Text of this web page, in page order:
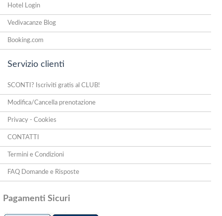
Hotel Login
Vedivacanze Blog
Booking.com
Servizio clienti
SCONTI? Iscriviti gratis al CLUB!
Modifica/Cancella prenotazione
Privacy - Cookies
CONTATTI
Termini e Condizioni
FAQ Domande e Risposte
Pagamenti Sicuri